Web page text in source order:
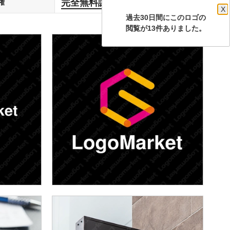
過去30日間にこのロゴの
X
閲覧が13件ありました。